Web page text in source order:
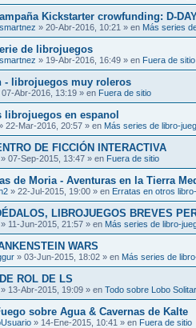
Kickstarter crowfunding: D-
» 20-Abr-2016, 10:21 » en Más series
de librojuegos
» 19-Abr-2016, 16:49 » en Fuera de sitio
- librojuegos muy roleros
07-Abr-2016, 13:19 » en Fuera de sitio
librojuegos en espanol
22-Mar-2016, 20:57 » en Más series de libro-
DE FICCIÓN INTERACTIVA
» 07-Sep-2015, 13:47 » en Fuera de sitio
de Moria - Aventuras en la Tierra
» 22-Jul-2015, 19:00 » en Erratas en otros
LIBROJUEGOS BREVES
» 11-Jun-2015, 21:57 » en Más series de libro-
WARS
» 03-Jun-2015, 18:02 » en Más series de
ROL DE LS
» 13-Abr-2015, 19:09 » en Todo sobre Lobo
sobre Agua & Cavernas de Kalte
» 14-Ene-2015, 10:41 » en Fuera de sitio